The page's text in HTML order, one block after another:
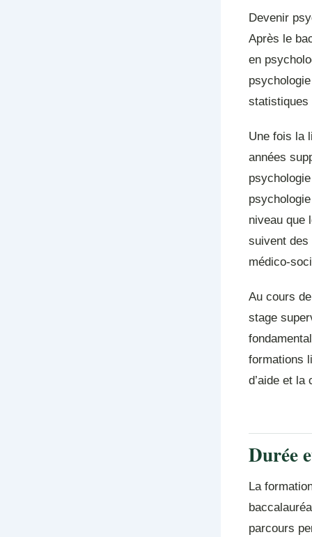
Devenir
Après le
en
statistiques
Une fois la
années
niveau que
suivent des
médico-
Au cours
stage
formations
d’aide et la
Durée
La
parcours